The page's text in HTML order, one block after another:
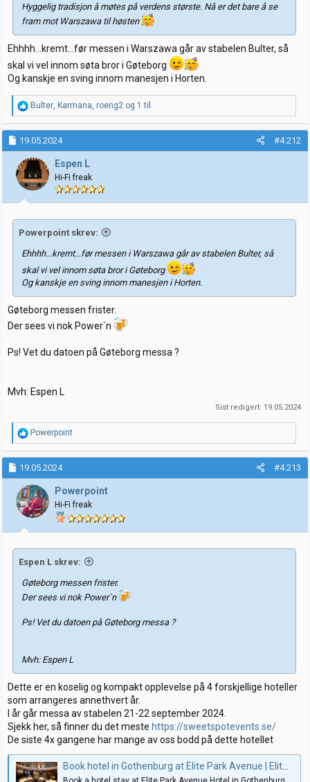
Hyggelig tradisjon å møtes på verdens største. Nå er det bare å se
fram mot Warszawa til høsten
Ehhhh...kremt...før messen i Warszawa går av stabelen Bulter, så
skal vi vel innom søta bror i Gøteborg
Og kanskje en sving innom manesjen i Horten.
R
e
a
k
s
j
o
n
e
r
Bulter, Karmana, roeng2 og 1 til
19.05.2024 #4.212
Espen L
Hi-Fi freak
Powerpoint skrev:
Ehhhh...kremt...før messen i Warszawa går av stabelen Bulter, så
skal vi vel innom søta bror i Gøteborg
Og kanskje en sving innom manesjen i Horten.
Gøteborg messen frister.
Der sees vi nok Power`n
Ps! Vet du datoen på Gøteborg messa ?
Mvh: Espen L
Sist redigert: 19.05.2024
R
e
a
k
s
j
o
n
e
r
Powerpoint
19.05.2024 #4.213
Powerpoint
Hi-Fi freak
Espen L skrev:
Gøteborg messen frister.
Der sees vi nok Power`n
Ps! Vet du datoen på Gøteborg messa ?
Mvh: Espen L
Dette er en koselig og kompakt opplevelse på 4 forskjellige hoteller
som arrangeres annethvert år.
I år går messa av stabelen 21-22 september 2024.
Sjekk her, så finner du det meste https://sweetspotevents.se/
De siste 4x gangene har mange av oss bodd på dette hotellet
Book hotel in Gothenburg at Elite Park Avenue | Elite Hotels